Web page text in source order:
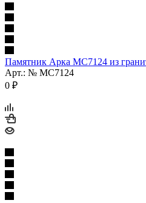
Памятник Арка МС7124 из
Арт.: № МС7124
0 ₽